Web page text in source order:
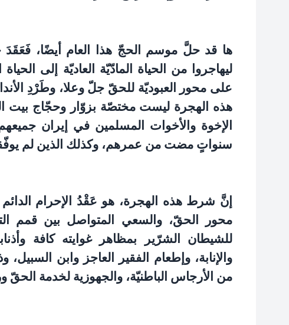
ها قد حلَّ موسم الحجّ هذا العام أيضًا، فَعَقَدَ
ليهاجروا من الحياة المادّيّة العاديّة إلى الحياة
على محور العبوديّة للحقّ جلّ وعلا، وطَرْدِ
هذه الهجرة ليست مختصّة بزوّار وحجّاج بيت
الإخوة والأخوات المسلمين في إيران
سنواتٍ مضت من عمرهم، وكذلك الذين لم
إنَّ شرط هذه الهجرة، هو عَقْدُ الإحرام
محور الحقّ، والسعي المتواصل بين قمم
للشيطان الشرّير بمظاهر غوايته كافة
والإنابة، وإطعام الفقير العاجز وابن السبيل،
من الأرجاس الباطنيّة، والجهوزية لخدمة الحقّ